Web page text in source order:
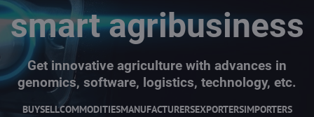
smart agribusiness
Get innovative agriculture with advances in
genomics, software, logistics, technology, etc.
BUYSELLCOMMODITIESMANUFACTURERSEXPORTERSIMPORTERS